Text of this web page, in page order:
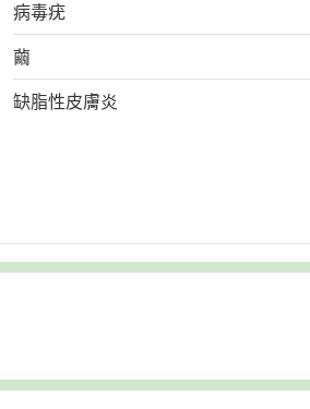
病毒疣
繭
缺脂性皮膚炎